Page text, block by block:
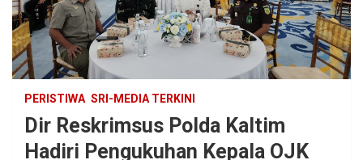
PERISTIWA SRI-MEDIA TERKINI
Dir Reskrimsus Polda Kaltim
Hadiri Pengukuhan Kepala OJK